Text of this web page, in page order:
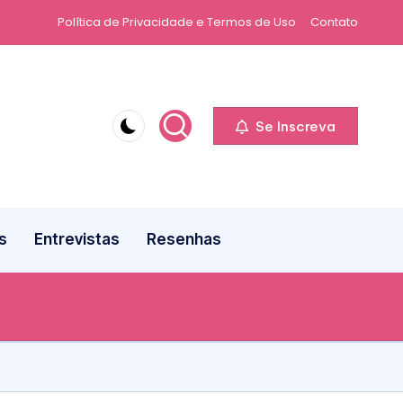
Política de Privacidade e Termos de Uso Contato
Se Inscreva
Entrevistas Resenhas